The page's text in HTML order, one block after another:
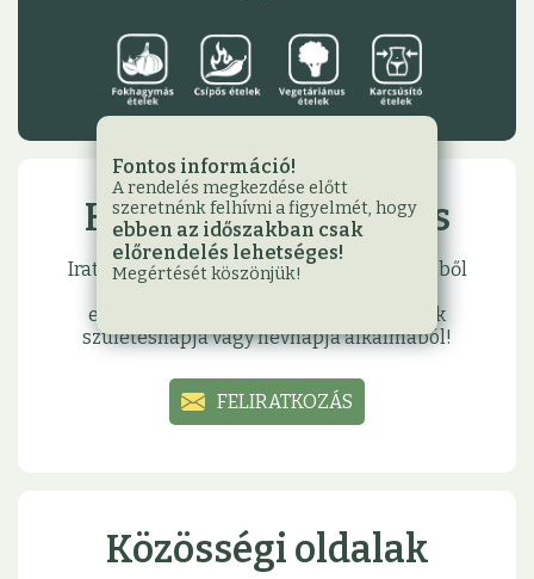
Hírlevél feliratkozás
Iratkozzon fel hírlevelünkre, hogy első kézből
eseményeinkről, és hogy meglephessük
születésnapja vagy névnapja alkalmából!
FELIRATKOZÁS
Közösségi oldalak
Fontos információ!
A rendelés megkezdése előtt
szeretnénk felhívni a figyelmét, hogy
ebben az időszakban csak
előrendelés lehetséges!
Megértését köszönjük!